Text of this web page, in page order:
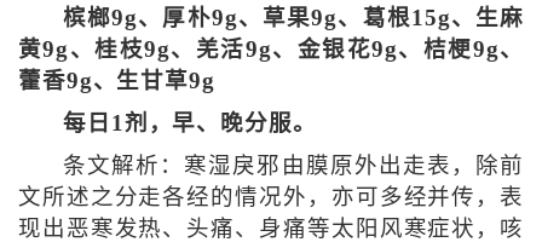
槟榔9g、厚朴9g、草果9g、葛根15g、生麻
黄9g、桂枝9g、羌活9g、金银花9g、桔梗9g、
藿香9g、生甘草9g
每日1剂，早、晚分服。
条文解析：寒湿戾邪由膜原外出走表，除前
文所述之分走各经的情况外，亦可多经并传，表
现出恶寒发热、头痛、身痛等太阳风寒症状，咳